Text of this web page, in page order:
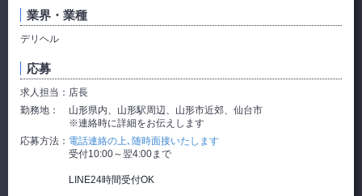
業界・業種
デリヘル
応募
求人担当： 店長
勤務地：
山形県内、山形駅周辺、山形市近郊、仙台市
※連絡時に詳細をお伝えします
応募方法： 電話連絡の上､随時面接いたします
受付10:00～翌4:00まで
LINE24時間受付OK